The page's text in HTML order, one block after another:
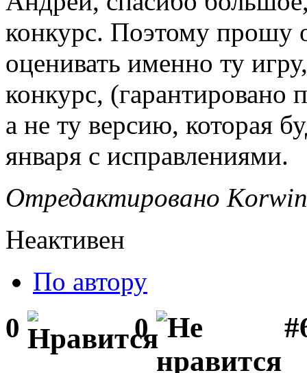
конкурс. Поэтому прошу
оценивать именно ту
конкурс,
а не ту версию, которая
января с исправлениями.
Отредактировано
Неактивен
По автору
0 0